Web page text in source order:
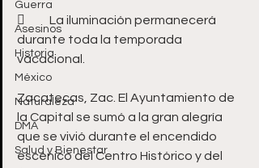
Guerra
Asesinos
Historia
México
Naturaleza
DMA
Salud y Bienestar
durante toda la temporada
vacacional.
Zacatecas, Zac. El Ayuntamiento de
la Capital se sumó a la gran alegría
que se vivió durante el encendido
escénico del Centro Histórico y del